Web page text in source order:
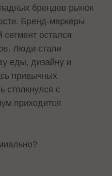
брендов рынок
Бренд-маркеры
остался
Люди стали
еды, дизайну и
привычных
столкнулся с
приходится